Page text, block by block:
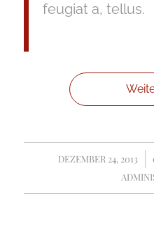
feugiat a, tellus.
DEZEMBER 24, 2013
/